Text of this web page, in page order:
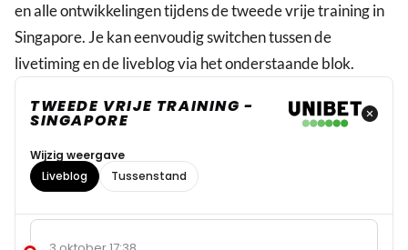
en alle ontwikkelingen tijdens de tweede vrije training in
Singapore. Je kan eenvoudig switchen tussen de
livetiming en de liveblog via het onderstaande blok.
TWEEDE VRIJE TRAINING -
SINGAPORE
Wijzig weergave
Liveblog
Tussenstand